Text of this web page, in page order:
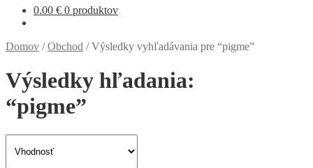
0.00 € 0 produktov
Domov /Obchod /Výsledky vyhľadávania pre “pigme”
Výsledky hľadania:
“pigme”